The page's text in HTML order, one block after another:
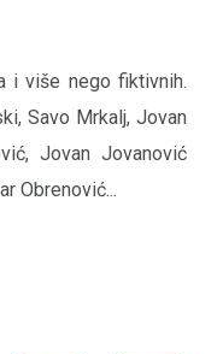
i više nego fiktivnih.
Savo Mrkalj, Jovan
Jovan Jovanović
Obrenović...